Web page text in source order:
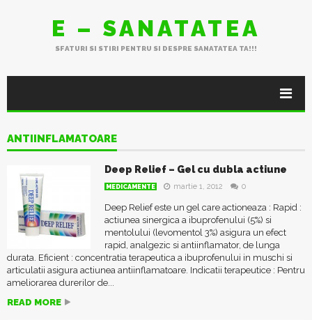
E – SANATATEA
SFATURI SI STIRI PENTRU SI DESPRE SANATATEA TA!!!
ANTIINFLAMATOARE
Deep Relief – Gel cu dubla actiune
MEDICAMENTE martie 1, 2012 0
Deep Relief este un gel care actioneaza : Rapid :
actiunea sinergica a ibuprofenului (5%) si
mentolului (levomentol 3%) asigura un efect
rapid, analgezic si antiinflamator, de lunga
durata. Eficient : concentratia terapeutica a ibuprofenului in muschi si
articulatii asigura actiunea antiinflamatoare. Indicatii terapeutice : Pentru
ameliorarea durerilor de...
READ MORE